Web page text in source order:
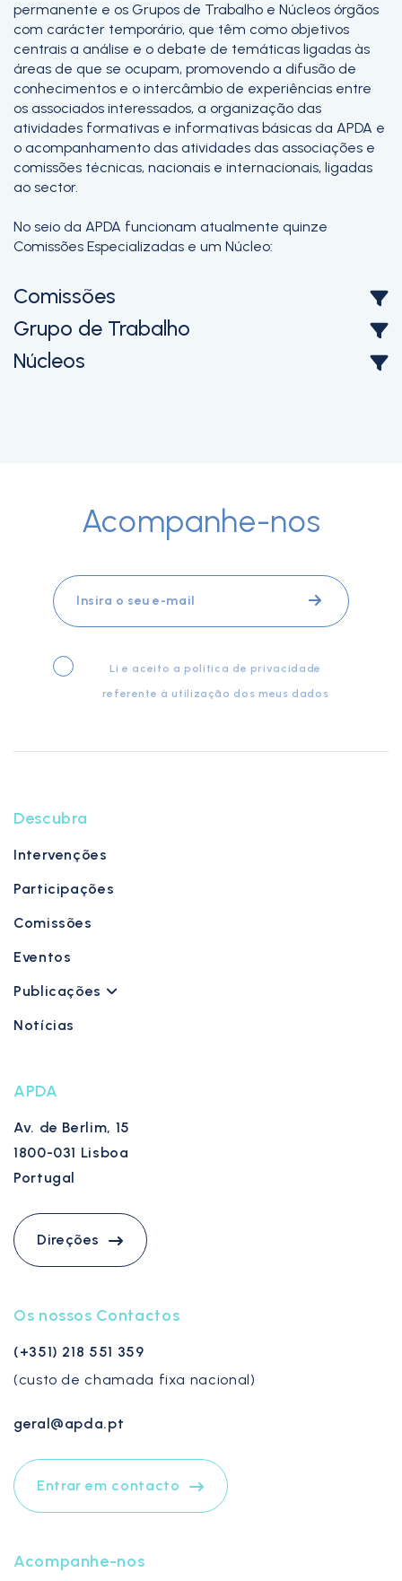
permanente e os Grupos de Trabalho e Núcleos órgãos
com carácter temporário, que têm como objetivos
centrais a análise e o debate de temáticas ligadas às
áreas de que se ocupam, promovendo a difusão de
conhecimentos e o intercâmbio de experiências entre
os associados interessados, a organização das
atividades formativas e informativas básicas da APDA e
o acompanhamento das atividades das associações e
comissões técnicas, nacionais e internacionais, ligadas
ao sector.
No seio da APDA funcionam atualmente quinze
Comissões Especializadas e um Núcleo:
Comissões
Grupo de Trabalho
Núcleos
Acompanhe-nos
Li e aceito a política de privacidade
referente à utilização dos meus dados
Descubra
Intervenções
Participações
Comissões
Eventos
Publicações
Notícias
APDA
Av. de Berlim, 15
1800-031 Lisboa
Portugal
Direções
Os nossos Contactos
(+351) 218 551 359
(custo de chamada fixa nacional)
geral@apda.pt
Entrar em contacto
Acompanhe-nos